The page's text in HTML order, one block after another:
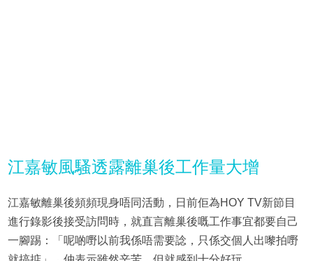
江嘉敏風騷透露離巢後工作量大增
江嘉敏離巢後頻頻現身唔同活動，日前佢為HOY TV新節目
進行錄影後接受訪問時，就直言離巢後嘅工作事宜都要自己
一腳踢：「呢啲嘢以前我係唔需要諗，只係交個人出嚟拍嘢